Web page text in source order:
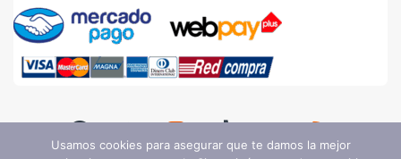
Usamos cookies para asegurar que te damos la mejor